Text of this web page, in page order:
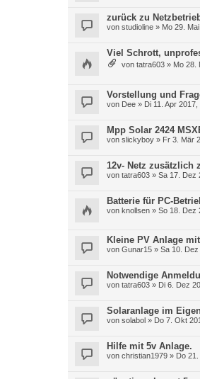
zurück zu
von studioline » Mo 29.
Viel Schrott,
von tatra603 » Mo 28.
Vorstellung und
von Dee » Di 11. Apr 2017,
Mpp Solar 2424
von slickyboy » Fr 3. Mär
12v- Netz zusätzlich
von tatra603 » Sa 17. Dez
Batterie für PC-
von knollsen » So 18. Dez
Kleine PV Anlage
von Gunar15 » Sa 10.
Notwendige
von tatra603 » Di 6. Dez
Solaranlage im
von solabol » Do 7. Okt
Hilfe mit 5v Anlage.
von christian1979 » Do